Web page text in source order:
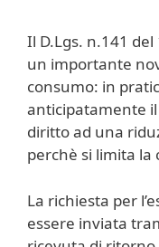
Il D.Lgs. n.141
un importante
consumo: in
anticipatamente
diritto ad una
perchè si limita la
La richiesta per
essere inviata